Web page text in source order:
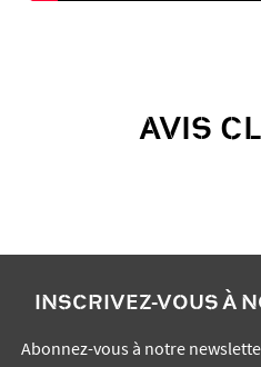
AVIS
INSCRIVEZ-VOUS À
Abonnez-vous à notre